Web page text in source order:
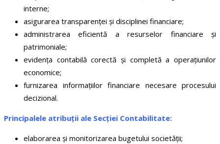
interne;
asigurarea transparenței și disciplinei financiare;
administrarea eficientă a resurselor financiare și
patrimoniale;
evidența contabilă corectă și completă a operațiunilor
economice;
furnizarea informațiilor financiare necesare procesului
decizional.
Principalele atribuții ale Secției Contabilitate:
elaborarea și monitorizarea bugetului societății;